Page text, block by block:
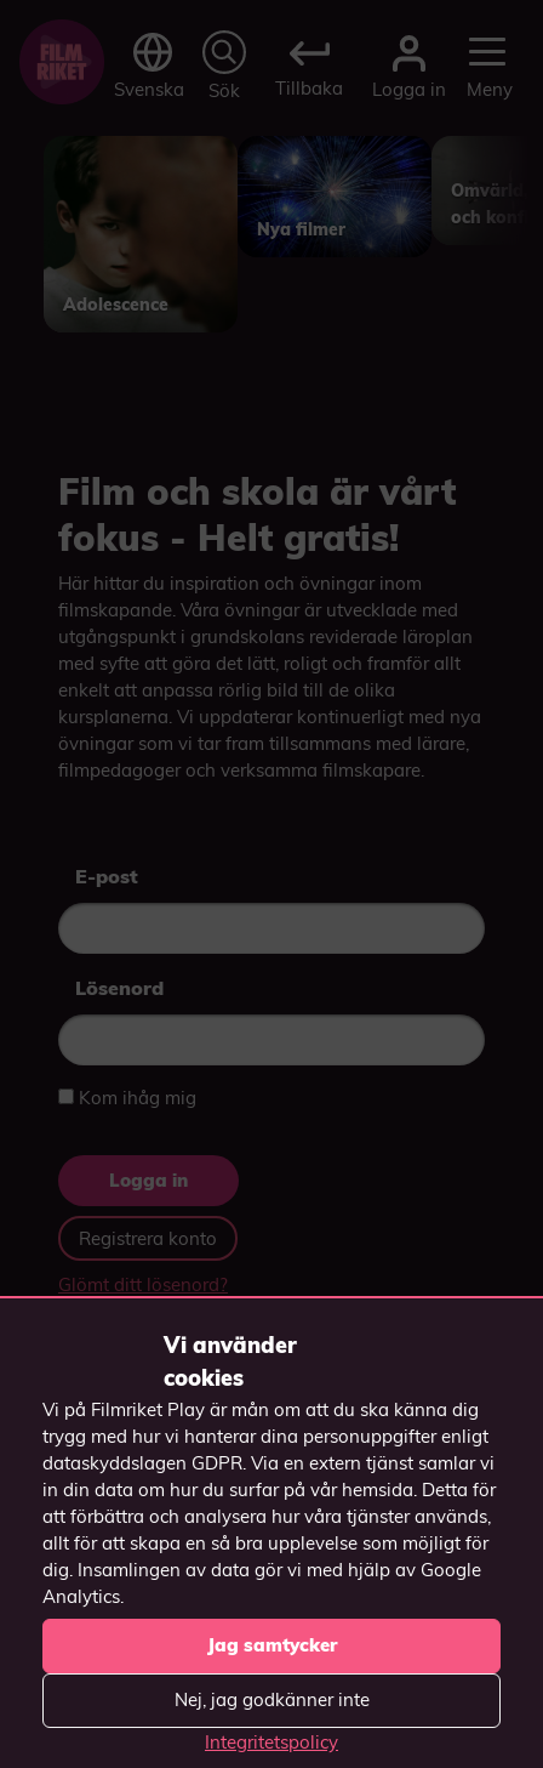
Vi använder
cookies
Vi på Filmriket Play är mån om att du ska känna dig
trygg med hur vi hanterar dina personuppgifter enligt
dataskyddslagen GDPR. Via en extern tjänst samlar vi
in din data om hur du surfar på vår hemsida. Detta för
att förbättra och analysera hur våra tjänster används,
allt för att skapa en så bra upplevelse som möjligt för
dig. Insamlingen av data gör vi med hjälp av Google
Analytics.
Jag samtycker
Nej, jag godkänner inte
Integritetspolicy
Svenska Sök Tillbaka Logga in Meny
Adolescence
Nya filmer
Omvärld,
och
Film och skola är vårt
fokus - Helt gratis!
Här hittar du inspiration och övningar inom
filmskapande. Våra övningar är utvecklade med
utgångspunkt i grundskolans reviderade läroplan
med syfte att göra det lätt, roligt och framför allt
enkelt att anpassa rörlig bild till de olika
kursplanerna. Vi uppdaterar kontinuerligt med nya
övningar som vi tar fram tillsammans med lärare,
filmpedagoger och verksamma filmskapare.
E-post
Lösenord
Kom ihåg mig
Registrera konto
Glömt ditt lösenord?
Vill du casta till TV:n?
Har du en
Chromecast / Android
Casta över till TV:n
genom att
högerklicka på
Casta genom
knappen
på
videospelaren och
välj din Apple TV.